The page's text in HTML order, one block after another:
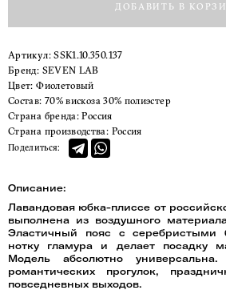
ДОБАВИТЬ В
Артикул:SSK1.10.350.137
Бренд:
SEVEN LAB
Цвет:
Фиолетовый
Состав: 70% вискоза 30% полиэстер
Страна бренда: Россия
Страна производства: Россия
Поделиться:
Описание:
Лавандовая юбка-плиссе от
выполнена из воздушного
Эластичный пояс с серебристыми
нотку гламура и делает посадку
Модель абсолютно
романтических прогулок,
повседневных выходов.